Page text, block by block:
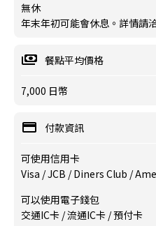
無休
年末年初可能會休息。詳情請
餐點平均價格
7,000 日幣
付款資訊
可使用信用卡
Visa / JCB / Diners Club /
可以使用電子錢包
交通IC卡 / 流通IC卡 / 預付卡